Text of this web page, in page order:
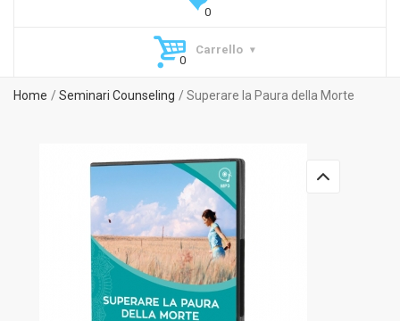
Carrello
Home Seminari Counseling Superare la Paura della Morte